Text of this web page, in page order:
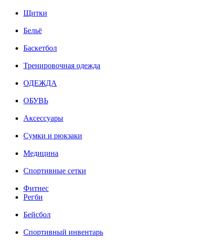
Щитки
Бельё
Баскетбол
Тренировочная одежда
ОДЕЖДА
ОБУВЬ
Аксессуары
Сумки и рюкзаки
Медицина
Спортивные сетки
Фитнес
Регби
Бейсбол
Спортивный инвентарь